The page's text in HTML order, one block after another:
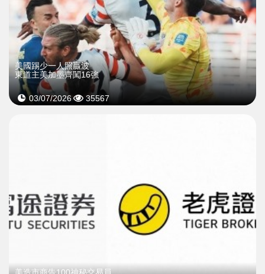
美國踢少一人照贏波
東道主美加墨齊闖16強
03/07/2026 35567